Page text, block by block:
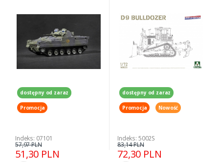
dostępny od zaraz
Promocja
Indeks: 07101
51,30 PLN
57,97 PLN
dostępny od zaraz
Promocja Nowość
Indeks: 5002S
72,30 PLN
83,14 PLN